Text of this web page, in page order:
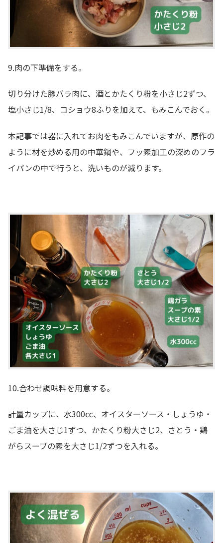
9.肉の下準備をする。
切り分けた豚バラ肉に、酒とかたくり粉を小さじ2ずつ、
塩小さじ1/8、コショウ8ふりを加えて、もみこんでおく。
本記事では器に入れてお肉をもみこんでいますが、原作の
ように材を炒める用の中華鍋や、フッ素加工の深めのフラ
イパンの中で行うと、洗いものが減ります。
10.合わせ調味料を用意する。
計量カップに、水300㏄、オイスターソース・しょうゆ・
ごま油を大さじ1ずつ、かたくり粉大さじ2、さとう・鶏
がらスープの素を大さじ1/2ずつを入れる。